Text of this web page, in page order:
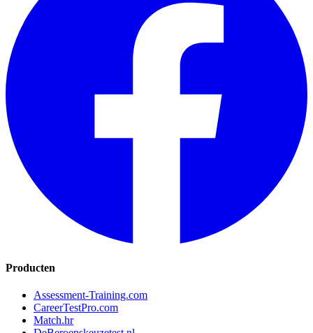
Producten
Assessment-Training.com
CareerTestPro.com
Match.hr